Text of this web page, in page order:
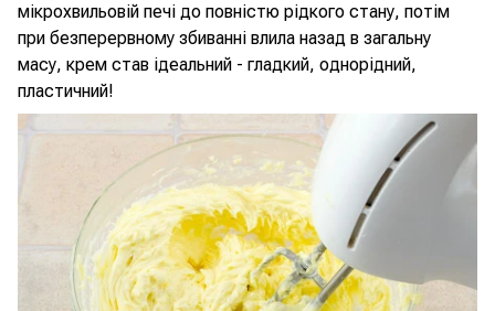
мікрохвильовій печі до повністю рідкого стану, потім
при безперервному збиванні влила назад в загальну
масу, крем став ідеальний - гладкий, однорідний,
пластичний!